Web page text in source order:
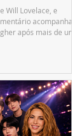
Will Lovelace, e
acompanha
após mais de